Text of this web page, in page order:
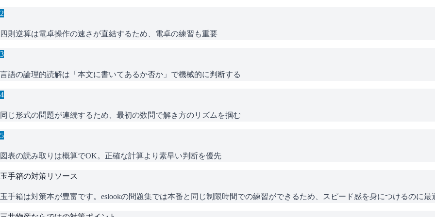
2
四則逆算は電卓操作の速さが直結するため、電卓の練習も重要
3
言語の論理的読解は「本文に書いてあるか否か」で機械的に判断する
4
同じ形式の問題が連続するため、最初の数問で解き方のリズムを掴む
5
図表の読み取りは概算でOK。正確な計算より素早い判断を優先
玉手箱の対策リソース
玉手箱は対策本が豊富です。eslookの問題集では本番と同じ制限時間での練習ができるため、スピード感を身につけるのに最